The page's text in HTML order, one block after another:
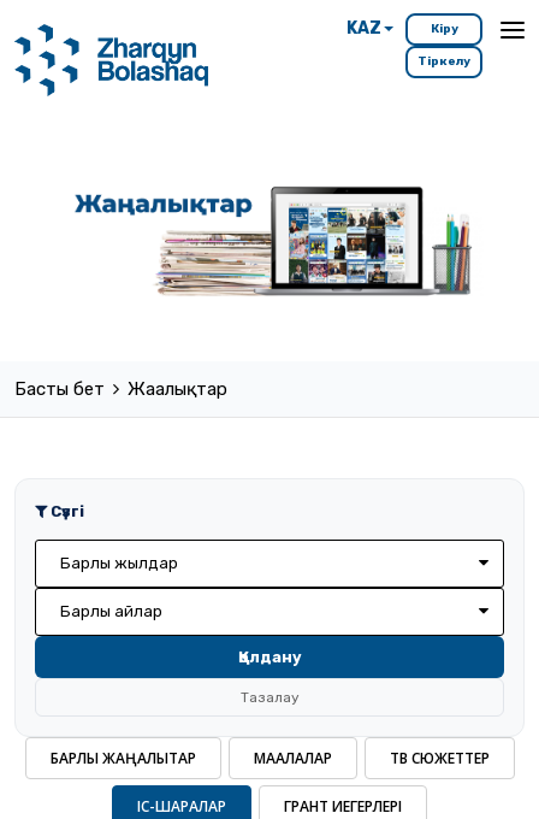
KAZ Кіру
Тіркелу
Басты бет Жаңалықтар
Сүзгі
Барлық жылдар
Барлық айлар
Қолдану
Тазалау
БАРЛЫҚ ЖАҢАЛЫҚТАР МАҚАЛАЛАР ТВ СЮЖЕТТЕР
ІС-ШАРАЛАР ГРАНТ ИЕГЕРЛЕРІ